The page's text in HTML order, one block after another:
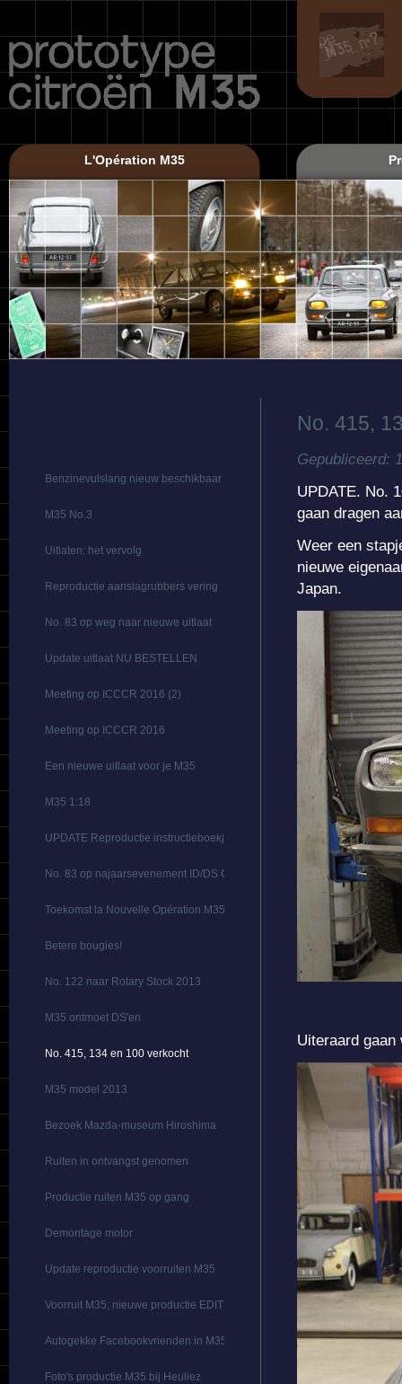
L'Opération M35
Benzinevulslang nieuw beschikbaar
M35 No.3
Uitlaten: het vervolg
Reproductie aanslagrubbers vering
No. 83 op weg naar nieuwe uitlaat
Update uitlaat NU BESTELLEN
Meeting op ICCCR 2016 (2)
Meeting op ICCCR 2016
Een nieuwe uitlaat voor je M35
M35 1:18
UPDATE Reproductie instructieboekje
No. 83 op najaarsevenement ID/DS Club
Toekomst la Nouvelle Opération M35
Betere bougies!
No. 122 naar Rotary Stock 2013
M35 ontmoet DS'en
No. 415, 134 en 100 verkocht
M35 model 2013
Bezoek Mazda-museum Hiroshima
Ruiten in ontvangst genomen
Productie ruiten M35 op gang
Demontage motor
Update reproductie voorruiten M35
Voorruit M35; nieuwe productie EDIT
Autogekke Facebookvrienden in M35's
Foto's productie M35 bij Heuliez
No. 415,
Gepubliceerd:
UPDATE. No.
gaan dragen
Weer een
nieuwe
Japan.
Uiteraard